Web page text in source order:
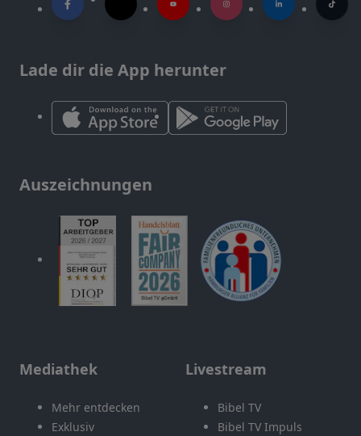
Lade dir die App herunter
Auszeichnungen
Mediathek
Mehr entdecken
Exklusiv
Livestream
Bibel TV
Bibel TV Impuls